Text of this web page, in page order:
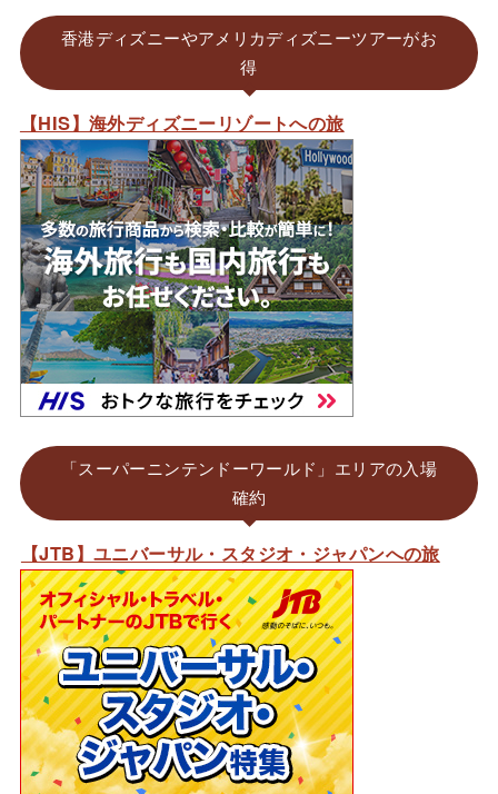
香港ディズニーやアメリカディズニーツアーがお
得
【HIS】海外ディズニーリゾートへの旅
「スーパーニンテンドーワールド」エリアの入場
確約
【JTB】ユニバーサル・スタジオ・ジャパンへの旅